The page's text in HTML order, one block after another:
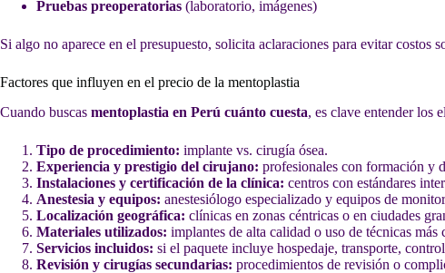
Pruebas preoperatorias (laboratorio, imágenes)
Si algo no aparece en el presupuesto, solicita aclaraciones para evitar costos
Factores que influyen en el precio de la mentoplastia
Cuando buscas mentoplastia en Perú cuánto cuesta, es clave entender los
Tipo de procedimiento: implante vs. cirugía ósea.
Experiencia y prestigio del cirujano: profesionales con formación y
Instalaciones y certificación de la clínica: centros con estándares
Anestesia y equipos: anestesiólogo especializado y equipos de
Localización geográfica: clínicas en zonas céntricas o en ciudades
Materiales utilizados: implantes de alta calidad o uso de técnicas
Servicios incluidos: si el paquete incluye hospedaje, transporte,
Revisión y cirugías secundarias: procedimientos de revisión o